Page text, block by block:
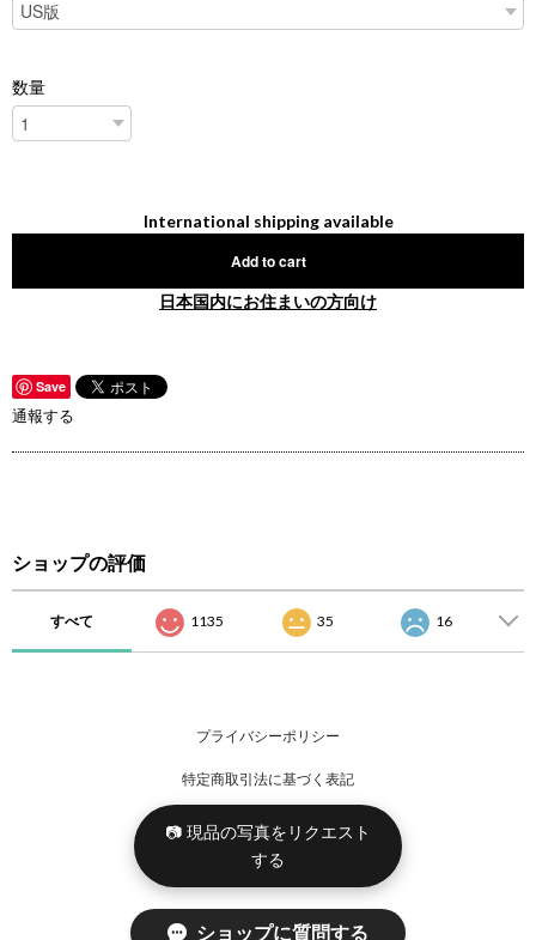
数量
International shipping available
Add to cart
日本国内にお住まいの方向け
Save
通報する
ショップの評価
すべて 1135 35 16
プライバシーポリシー
特定商取引法に基づく表記
📷 現品の写真をリクエスト
する
ショップに質問する